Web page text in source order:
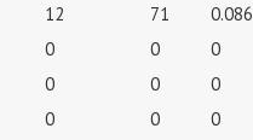
12 71
0.086
0 0
0
0 0
0
0 0
0